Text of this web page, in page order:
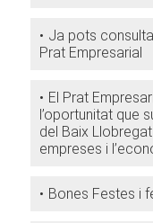
Ja pots
Prat Empresarial
El Prat
l’oportunitat que
del Baix
empreses i
Bones Festes i